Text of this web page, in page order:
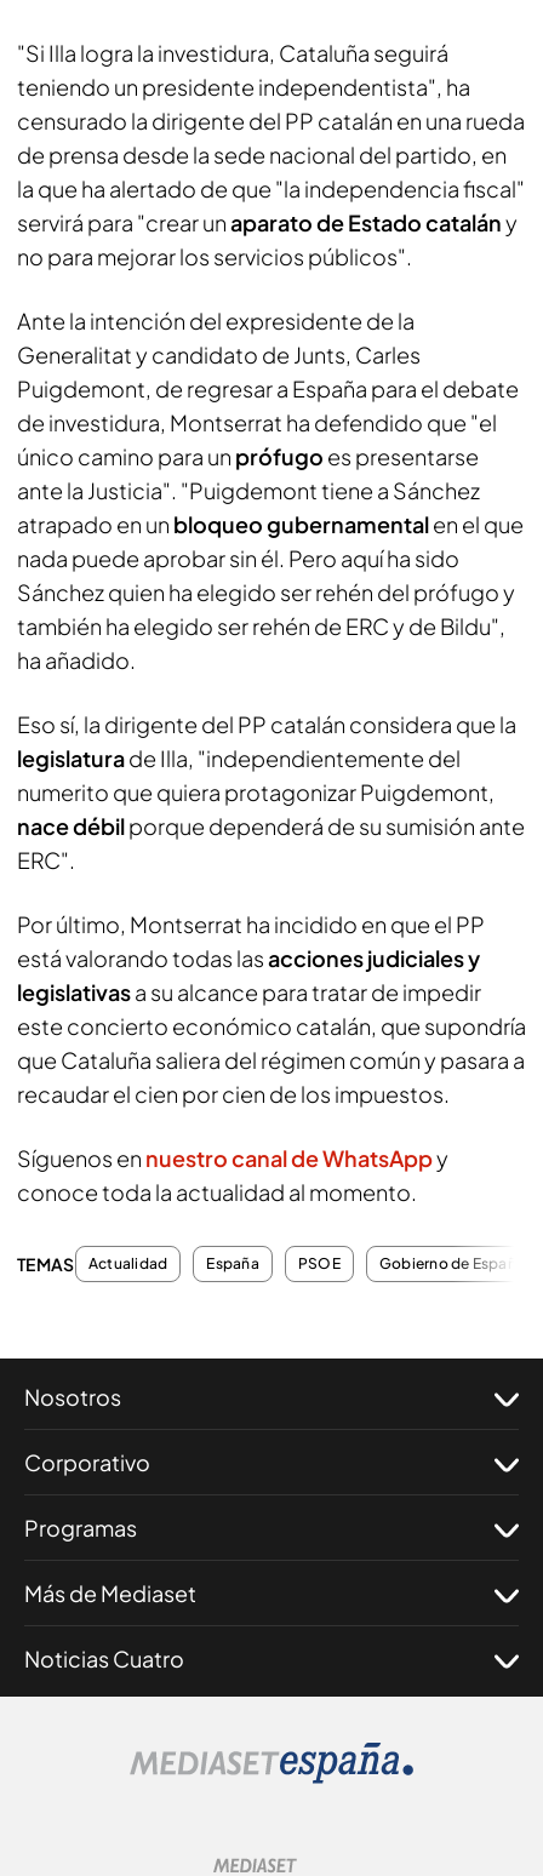
"Si Illa logra la investidura, Cataluña seguirá
teniendo un presidente independentista", ha
censurado la dirigente del PP catalán en una rueda
de prensa desde la sede nacional del partido, en
la que ha alertado de que "la independencia fiscal"
servirá para "crear unaparato de Estado catalány
no para mejorar los servicios públicos".
Ante la intención del expresidente de la
Generalitat y candidato de Junts, Carles
Puigdemont, de regresar a España para el debate
de investidura, Montserrat ha defendido que "el
único camino para un prófugo es presentarse
ante la Justicia". "Puigdemont tiene a Sánchez
atrapado en un bloqueo gubernamentalen el que
nada puede aprobar sin él. Pero aquí ha sido
Sánchez quien ha elegido ser rehén del prófugo y
también ha elegido ser rehén de ERC y de Bildu",
ha añadido.
Eso sí, la dirigente del PP catalán considera que la
legislaturade Illa, "independientemente del
numerito que quiera protagonizar Puigdemont,
nace débilporque dependerá de su sumisión ante
ERC".
Por último, Montserrat ha incidido en que el PP
está valorando todas lasacciones judiciales y
legislativasa su alcance para tratar de impedir
este concierto económico catalán, que supondría
que Cataluña saliera del régimen común y pasara a
recaudar el cien por cien de los impuestos.
Síguenos en nuestro canal de WhatsAppy
conoce toda la actualidad al momento.
TEMAS Actualidad España PSOE Gobierno de España
Nosotros
Corporativo
Programas
Más de Mediaset
Noticias Cuatro